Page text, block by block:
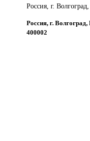
Россия, г.
Россия, г.
400002